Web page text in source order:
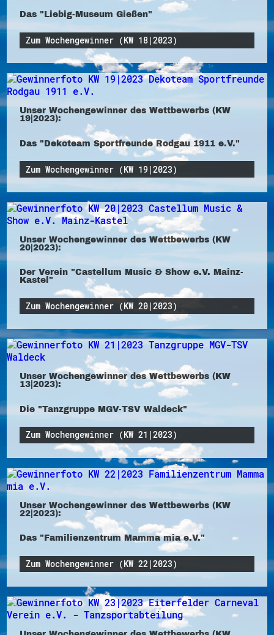
Das "Liebig-Museum Gießen"
Zum Wochengewinner (KW 18|2023)
Unser Wochengewinner des Wettbewerbs (KW
19|2023):
Das "Dekoteam Sportfreunde Rodgau 1911 e.V."
Zum Wochengewinner (KW 19|2023)
Unser Wochengewinner des Wettbewerbs (KW
20|2023):
Der Verein "Castellum Music & Show e.V. Mainz-
Kastel"
Zum Wochengewinner (KW 20|2023)
Unser Wochengewinner des Wettbewerbs (KW
13|2023):
Die "Tanzgruppe MGV-TSV Waldeck"
Zum Wochengewinner (KW 21|2023)
Unser Wochengewinner des Wettbewerbs (KW
22|2023):
Das "Familienzentrum Mamma mia e.V."
Zum Wochengewinner (KW 22|2023)